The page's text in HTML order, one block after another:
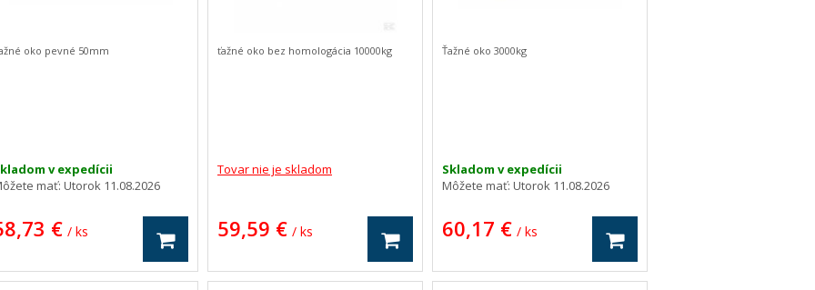
v expedícii
mať: Utorok 11.08.2026
€ / ks
oko pevné 50mm
Tovar nie je skladom
59,59 € / ks
ťažné oko bez homologácia 10000kg
Skladom v expedícii
Môžete mať: Utorok 11.08.2026
60,17 € / ks
Ťažné oko 3000kg